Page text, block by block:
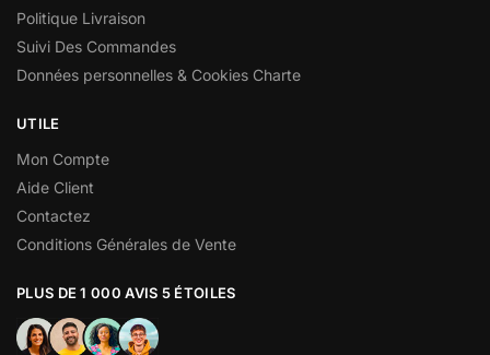
Politique Livraison
Suivi Des Commandes
Données personnelles & Cookies Charte
UTILE
Mon Compte
Aide Client
Contactez
Conditions Générales de Vente
PLUS DE 1 000 AVIS 5 ÉTOILES